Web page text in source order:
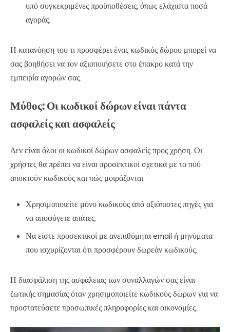
υπό συγκεκριμένες προϋποθέσεις, όπως ελάχιστα ποσά
αγοράς.
Η κατανόηση του τι προσφέρει ένας κωδικός δώρου μπορεί να
σας βοηθήσει να τον αξιοποιήσετε στο έπακρο κατά την
εμπειρία αγορών σας.
Μύθος: Οι κωδικοί δώρων είναι πάντα
ασφαλείς και ασφαλείς
Δεν είναι όλοι οι κωδικοί δώρων ασφαλείς προς χρήση. Οι
χρήστες θα πρέπει να είναι προσεκτικοί σχετικά με το πού
αποκτούν κωδικούς και πώς μοιράζονται.
Χρησιμοποιείτε μόνο κωδικούς από αξιόπιστες πηγές για
να αποφύγετε απάτες.
Να είστε προσεκτικοί με ανεπιθύμητα email ή μηνύματα
που ισχυρίζονται ότι προσφέρουν δωρεάν κωδικούς.
Η διασφάλιση της ασφάλειας των συναλλαγών σας είναι
ζωτικής σημασίας όταν χρησιμοποιείτε κωδικούς δώρων για να
προστατεύσετε προσωπικές πληροφορίες και οικονομίες.